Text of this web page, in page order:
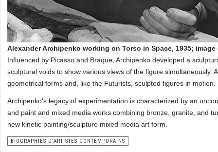
Alexander Archipenko working on Torso in Space, 1935;
Influenced by Picasso and Braque, Archipenko developed a
sculptural voids to show various views of the figure simultaneously.
geometrical forms and, like the Futurists, sculpted figures in motion.
Archipenko's legacy of experimentation is characterized by an
and paint and mixed media works combining bronze, granite, and
new kinetic painting/sculpture mixed media art form.
BIOGRAPHIES D'ARTISTES CONTEMPORAINS